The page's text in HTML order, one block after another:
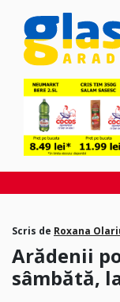
Scris de Roxana
Arădenii
sâmbătă,